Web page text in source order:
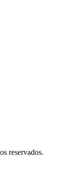
reservados.